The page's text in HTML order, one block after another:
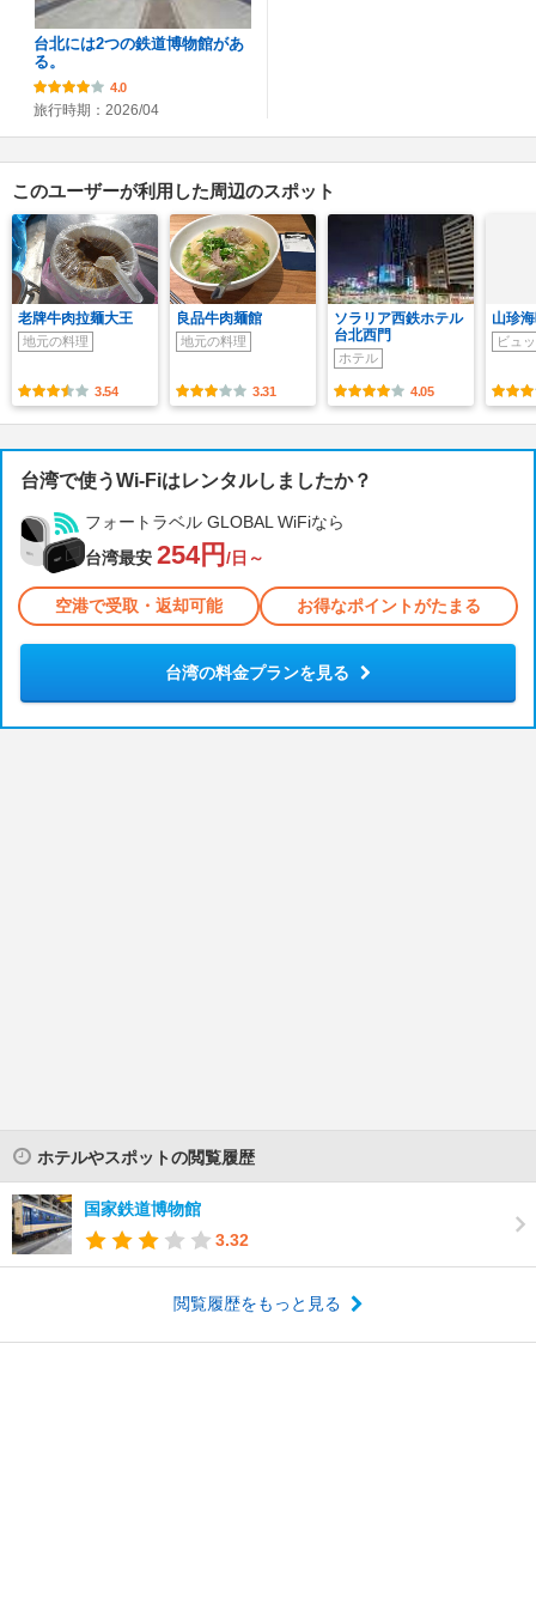
台北には2つの鉄道博物館があ
る。
4.0
旅行時期：2026/04
このユーザーが利用した周辺のスポット
老牌牛肉拉麺大王
地元の料理
3.54
良品牛肉麺館
地元の料理
3.31
ソラリア西鉄ホテル
台北西門
ホテル
4.05
山珍
ビュ
台湾で使うWi-Fiはレンタルしましたか？
フォートラベル GLOBAL WiFiなら
台湾最安 254円 /日～
空港で受取・返却可能 お得なポイントがたまる
台湾の料金プランを見る
ホテルやスポットの閲覧履歴
国家鉄道博物館
3.32
閲覧履歴をもっと見る